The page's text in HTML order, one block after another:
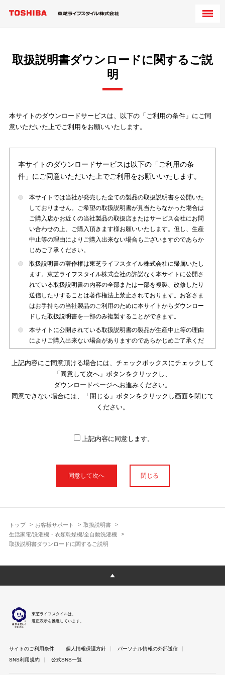
トップ お客様サポート
取扱説明書
生活家電/洗濯機・衣類乾燥機/全自動洗濯機
取扱説明書ダウンロードに関するご説明
取扱説明書ダウンロードに関するご説
明
本サイトのダウンロードサービスは、以下の「ご利用の条件」にご同
意いただいた上でご利用をお願いいたします。
本サイトのダウンロードサービスは以下の「ご利用の条
件」にご同意いただいた上でご利用をお願いいたします。
本サイトでは当社が発売した全ての製品の取扱説明書を公開いた
しておりません。ご希望の取扱説明書が見当たらなかった場合は
ご購入店かお近くの当社製品の取扱店またはサービス会社にお問
い合わせの上、ご購入頂きます様お願いいたします。但し、生産
中止等の理由によりご購入出来ない場合もございますのであらか
じめご了承ください。
取扱説明書の著作権は東芝ライフスタイル株式会社に帰属いたし
ます。東芝ライフスタイル株式会社の許諾なく本サイトに公開さ
れている取扱説明書の内容の全部または一部を複製、改修したり
送信したりすることは著作権法上禁止されております。お客さま
はお手持ちの当社製品のご利用のために本サイトからダウンロー
ドした取扱説明書を一部のみ複製することができます。
本サイトに公開されている取扱説明書の製品が生産中止等の理由
によりご購入出来ない場合がありますのであらかじめご了承くだ
本サイトに公開されている取扱説明書は、製品が発売された時点
のものを掲載しております。従いまして本サイトに掲載されてい
る取扱説明書の記載内容とお客さまがお持ちの製品の仕様がその
後のマイナーチェンジ等で変更になる場合がございます。本サイ
トに公開されている取扱説明書の内容とお手持ちの製品の仕様に
使用上のご注意や安全上のご注意、また測定基準や数値等は取扱
説明書が作成された時点での基準に応じた内容となっております
明書以外の印刷物が同梱されている場合がありますが、本サイト
ではそれらを全て公開しておりませんのであらかじめご了承くだ
さい。
ございますのであらかじめご了承ください。
のであらかじめご了承ください。
上記内容にご同意頂ける場合には、チェックボックスにチェックして
「同意して次へ」ボタンをクリックし、
ダウンロードページへお進みください。
同意できない場合には、「閉じる」ボタンをクリックし画面を閉じて
ください。
上記内容に同意します。
閉じる
東芝ライフスタイルは、
適正表示を推進しています。
サイトのご利用条件 個人情報保護方針
パーソナル情報の外部送信
SNS利用規約
公式SNS一覧